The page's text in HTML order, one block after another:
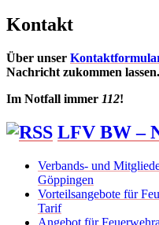
Kontakt
Über unser
Nachricht zukommen lassen.
Im Notfall immer 112!
LFV BW –
Verbands- und
Göppingen
Vorteilsangebote für
Tarif
Angebot für